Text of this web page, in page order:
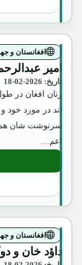
افغانستان و
امیر
تاریخ: 2026-02-18
زنان افغان در
اند در مورد خود
سرنوشت شان
اعم…
افغانستان و
داؤد خان و